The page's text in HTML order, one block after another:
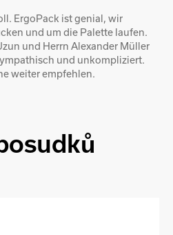
ErgoPack ist genial, wir
und um die Palette laufen.
und Herrn Alexander Müller
und unkompliziert.
weiter empfehlen.